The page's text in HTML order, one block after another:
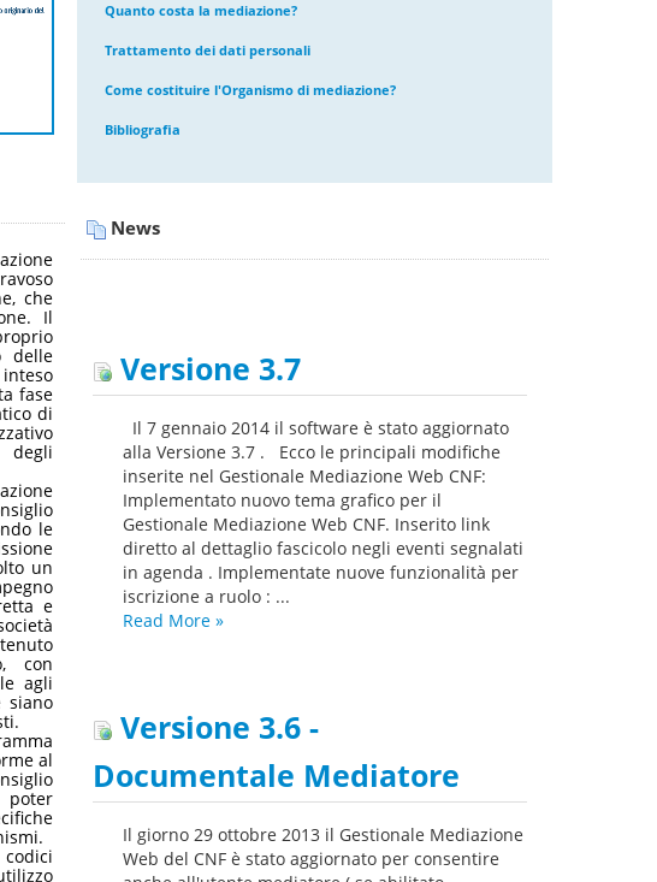
che
Il
delle
fase
di
le
un
e
con
agli
siano
al
poter
Quanto costa la mediazione?
Trattamento dei dati personali
Come costituire l'Organismo di mediazione?
Bibliografia
News
Versione 3.7
Il 7 gennaio 2014 il software è stato aggiornato
alla Versione 3.7 . Ecco le principali modifiche
inserite nel Gestionale Mediazione Web CNF:
Implementato nuovo tema grafico per il
Gestionale Mediazione Web CNF. Inserito link
diretto al dettaglio fascicolo negli eventi segnalati
in agenda . Implementate nuove funzionalità per
iscrizione a ruolo : ...
Read More »
Versione 3.6 -
Documentale Mediatore
Il giorno 29 ottobre 2013 il Gestionale Mediazione
Web del CNF è stato aggiornato per consentire